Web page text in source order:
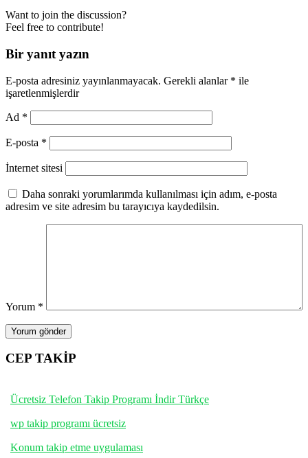
Want to join the discussion?
Feel free to contribute!
Bir yanıt yazın
E-posta adresiniz yayınlanmayacak. Gerekli alanlar * ile
işaretlenmişlerdir
Ad *
E-posta *
İnternet sitesi
Daha sonraki yorumlarımda kullanılması için adım, e-posta
adresim ve site adresim bu tarayıcıya kaydedilsin.
Yorum *
CEP TAKİP
Ücretsiz Telefon Takip Programı İndir Türkçe
wp takip programı ücretsiz
Konum takip etme uygulaması